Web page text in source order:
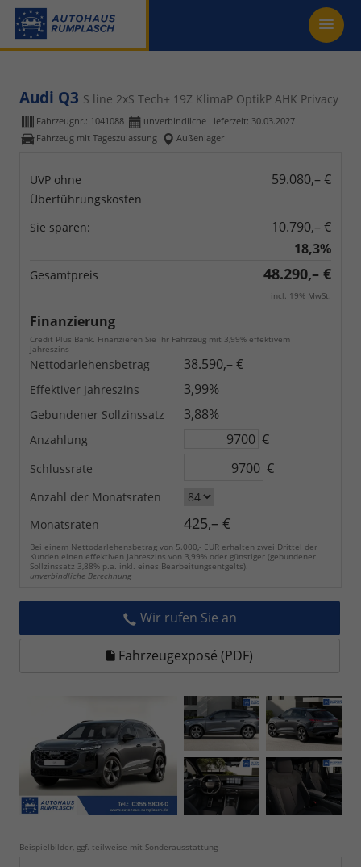
Audi Q3 S line 2xS Tech+ 19Z KlimaP OptikP AHK Privacy
Fahrzeugnr.: 1041088 unverbindliche Lieferzeit: 30.03.2027
Fahrzeug mit Tageszulassung
Außenlager
UVP ohne
Überführungskosten
59.080,– €
Sie sparen:
10.790,– €
18,3%
Gesamtpreis 48.290,– €
incl. 19% MwSt.
Finanzierung
Credit Plus Bank. Finanzieren Sie Ihr Fahrzeug mit 3,99% effektivem
Jahreszins
Nettodarlehensbetrag 38.590,– €
Effektiver Jahreszins 3,99%
Gebundener Sollzinssatz 3,88%
Anzahlung €
Schlussrate €
Anzahl der Monatsraten
Monatsraten
425,– €
Bei einem Nettodarlehensbetrag von 5.000,- EUR erhalten zwei Drittel der
Kunden einen effektiven Jahreszins von 3,99% oder günstiger (gebundener
Sollzinssatz 3,88% p.a. inkl. eines Bearbeitungsentgelts).
unverbindliche Berechnung
Wir rufen Sie an
Fahrzeugexposé (PDF)
Beispielbilder, ggf. teilweise mit Sonderausstattung